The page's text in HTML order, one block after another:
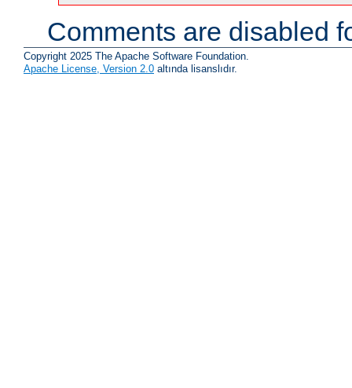
Comments are disabled
Copyright 2025 The Apache Software Foundation.
Apache License, Version 2.0 altında lisanslıdır.